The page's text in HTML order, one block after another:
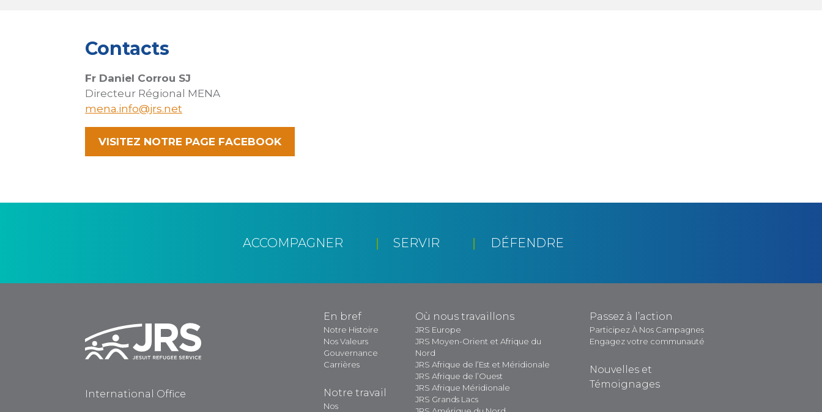
Contacts
Fr Daniel Corrou SJ
Directeur Régional MENA
mena.info@jrs.net
VISITEZ NOTRE PAGE FACEBOOK
ACCOMPAGNER SERVIR DÉFENDRE
International Office
En bref
Notre Histoire
Nos Valeurs
Gouvernance
Carrières
Notre travail
Nos
Où nous travaillons
JRS Europe
JRS Moyen-Orient et Afrique du
Nord
JRS Afrique de l’Est et Méridionale
JRS Afrique de l’Ouest
JRS Afrique Méridionale
JRS Grands Lacs
Passez à l’action
Participez À Nos Campagnes
Engagez votre communauté
Nouvelles et
Témoignages